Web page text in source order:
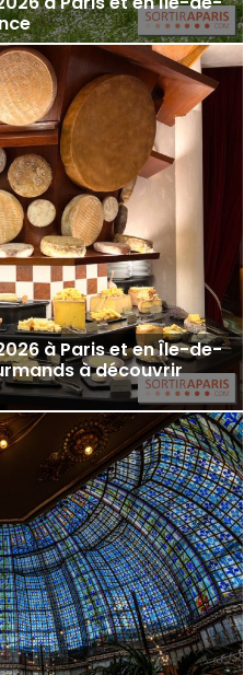
à Paris et en Île-de-
à découvrir